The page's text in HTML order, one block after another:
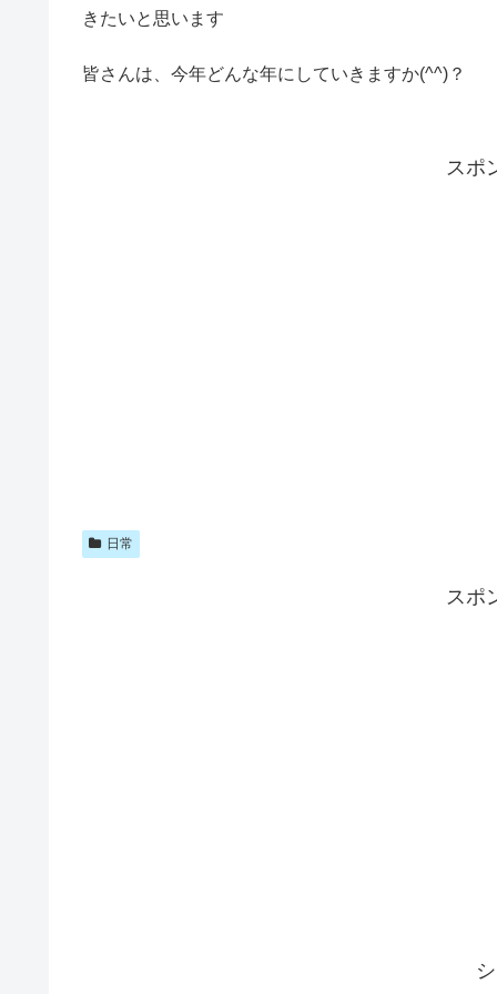
きたいと思います
皆さんは、今年どんな年にしていきますか(^^)？
スポ
日常
スポ